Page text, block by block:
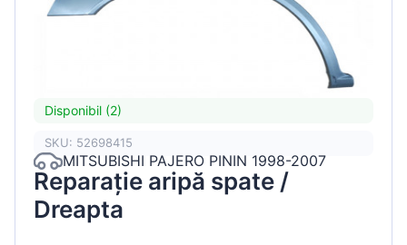
Disponibil (2)
SKU: 52698415
MITSUBISHI PAJERO PININ 1998-2007
Reparație aripă spate /
Dreapta